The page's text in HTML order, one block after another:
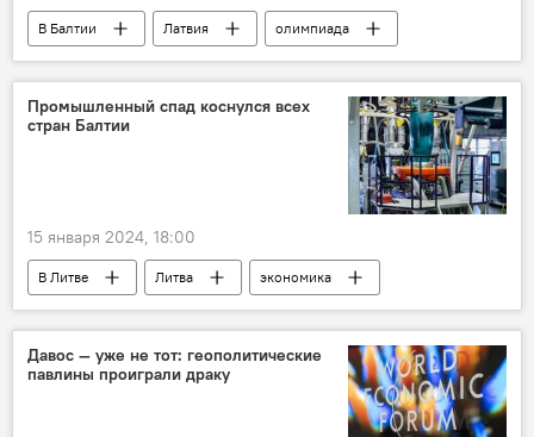
В Балтии Латвия
олимпиада
Олимпийские игры
Общество
спорт
спортсмены
Споры о допуске российских спортсменов на Олимпиаду-2024
Промышленный спад коснулся всех
стран Балтии
15 января 2024, 18:00
В Литве Литва
экономика
Экономика
Евростат
Латвия
Давос — уже не тот: геополитические
павлины проиграли драку